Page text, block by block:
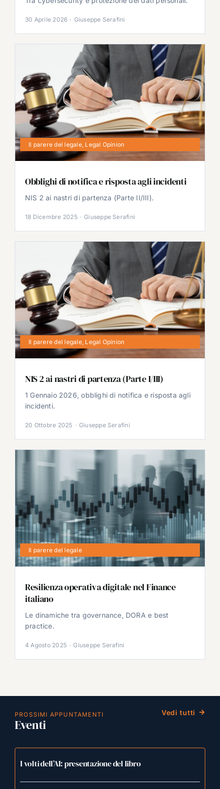
30 Aprile 2026 · Giuseppe Serafini
Il parere del legale, Legal Opinion
Obblighi di notifica e risposta agli incidenti
NIS 2 ai nastri di partenza (Parte II/III).
18 Dicembre 2025 · Giuseppe Serafini
Il parere del legale, Legal Opinion
NIS 2 ai nastri di partenza (Parte I/III)
1 Gennaio 2026, obblighi di notifica e risposta agli
incidenti.
20 Ottobre 2025 · Giuseppe Serafini
Il parere del legale
Resilienza operativa digitale nel Finance
italiano
Le dinamiche tra governance, DORA e best
practice.
4 Agosto 2025 · Giuseppe Serafini
PROSSIMI APPUNTAMENTI
Eventi
Vedi tutti
I volti dell’AI: presentazione del libro